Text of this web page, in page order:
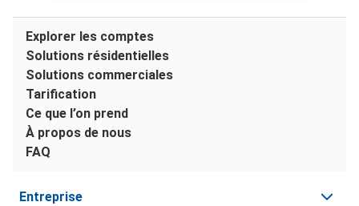
Explorer les comptes
Solutions résidentielles
Solutions commerciales
Tarification
Ce que l’on prend
À propos de nous
FAQ
Entreprise